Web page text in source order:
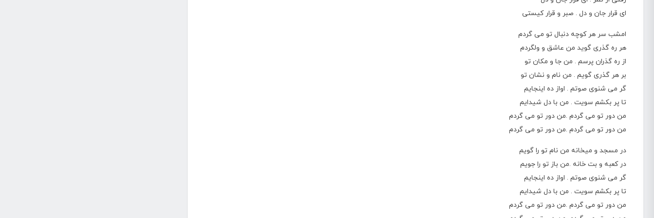
ای قرار جان و دل . صبر و قرار کیستی
امشب سر هر کوچه دنبال تو می گردم
هر ره گذری گوید من عاشق و ولگردم
از ره گذران پرسم . من جا و مکان تو
بر هر گذری گویم . من نام و نشان تو
گر می شنوی صوتم . اواز ده اینجایم
تا پر بکشم سویت . من با دل شیدایم
من دور تو می گردم .من دور تو می گردم
من دور تو می گردم .من دور تو می گردم
در مسجد و میخانه من نام تو را گویم
در کعبه و بت خانه .من باز تو را جویم
گر می شنوی صوتم . اواز ده اینجایم
تا پر بکشم سویت . من با دل شیدایم
من دور تو می گردم .من دور تو می گردم